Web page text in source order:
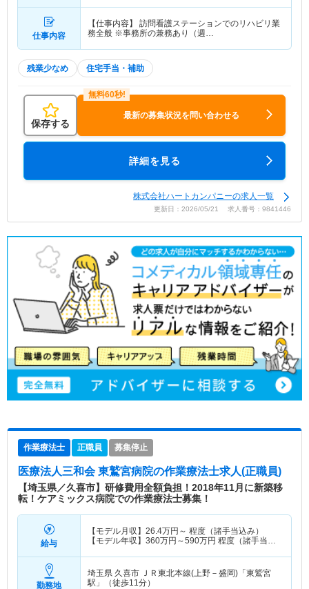
仕事内容
【仕事内容】 訪問看護ステーションでのリハビリ業
務全般 ※事務所の兼務あり（週…
残業少なめ 住宅手当・補助
保存する
最新の募集状況を問い合わせる
詳細を見る
株式会社ハートカンパニーの求人一覧
更新日：2026/05/21 求人番号：9841446
作業療法士 正職員 募集停止
医療法人三和会 東鷲宮病院の作業療法士求人(正職員)
【埼玉県／久喜市】研修費用全額負担！2018年11月に新築移
転！ケアミックス病院での作業療法士募集！
給与
【モデル月収】 26.4万円～ 程度（諸手当込み）
【モデル年収】 360万円～590万円 程度（諸手当込
勤務地
埼玉県 久喜市 ＪＲ東北本線(上野－盛岡)「東鷲宮
駅」（徒歩11分）